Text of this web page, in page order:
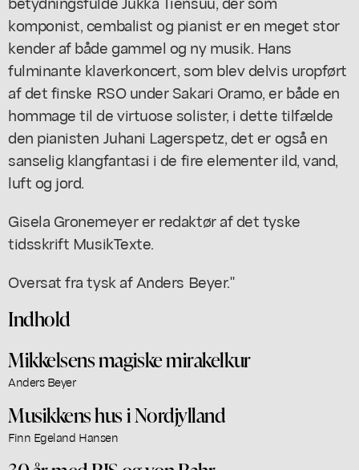
komponist, cembalist og pianist er en meget stor
kender af både gammel og ny musik. Hans
fulminante klaverkoncert, som blev delvis uropført
af det finske RSO under Sakari Oramo, er både en
hommage til de virtuose solister, i dette tilfælde
den pianisten Juhani Lagerspetz, det er også en
sanselig klangfantasi i de fire elementer ild, vand,
luft og jord.
Gisela Gronemeyer er redaktør af det tyske
tidsskrift MusikTexte.
Oversat fra tysk af Anders Beyer."
Indhold
Mikkelsens magiske mirakelkur
Anders Beyer
Musikkens hus i Nordjylland
Finn Egeland Hansen